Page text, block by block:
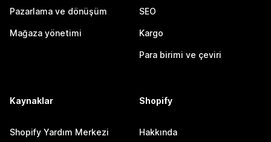
Pazarlama ve dönüşüm
Mağaza yönetimi
SEO
Kargo
Para birimi ve çeviri
Kaynaklar
Shopify Yardım Merkezi
Shopify
Hakkında